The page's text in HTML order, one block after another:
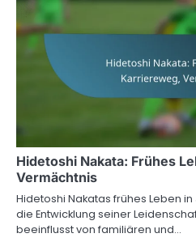
Hidetoshi Nakata: Frühes
Vermächtnis
Hidetoshi Nakatas frühes Leben
die Entwicklung seiner
beeinflusst von familiären und…